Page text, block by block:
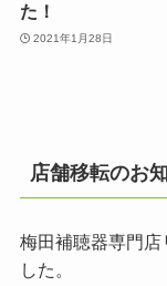
た！
2021年1月28日
店舗移転のお
梅田補聴器専門店
した。